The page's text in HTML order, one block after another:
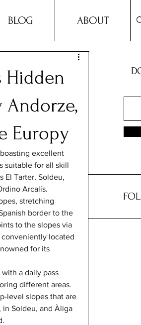
BLOG ABOUT
Hidden
Andorze,
Europy
excellent
suitable for all skill
El Tarter, Soldeu,
Arcalís.
stretching
border to the
to the slopes via
conveniently located
for its
a daily pass
different areas.
level slopes that are
Soldeu, and Àliga